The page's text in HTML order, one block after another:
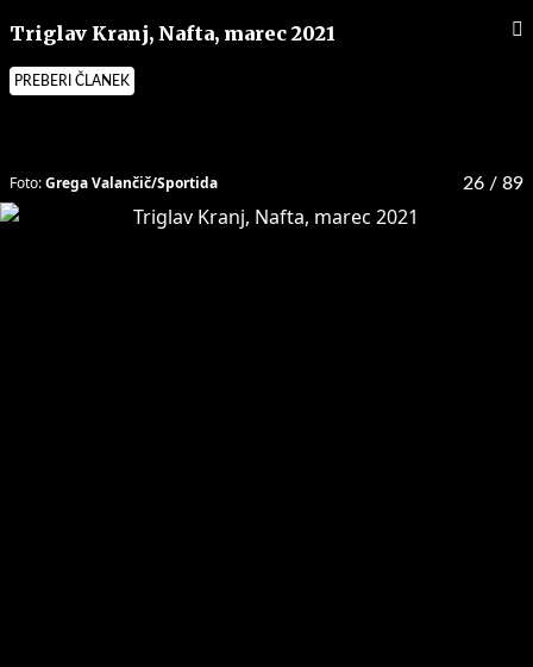
Triglav Kranj, Nafta, marec 2021
PREBERI ČLANEK
26 / 89
Foto:Grega Valančič/Sportida